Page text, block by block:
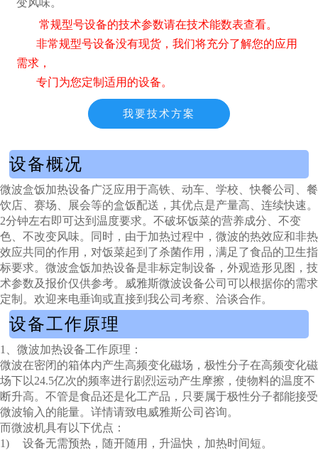
变风味。
常规型号设备的技术参数请在技术能数表查看。
非常规型号设备没有现货，我们将充分了解您的应用
需求，
专门为您定制适用的设备。
我要技术方案
设备概况
微波盒饭加热设备广泛应用于高铁、动车、学校、快餐公司、餐
饮店、赛场、展会等的盒饭配送，其优点是产量高、连续快速。
2分钟左右即可达到温度要求。不破坏饭菜的营养成分、不变
色、不改变风味。同时，由于加热过程中，微波的热效应和非热
效应共同的作用，对饭菜起到了杀菌作用，满足了食品的卫生指
标要求。 微波盒饭加热设备是非标定制设备，外观造形见图，技
术参数及报价仅供参考。威雅斯微波设备公司可以根据你的需求
定制。欢迎来电垂询或直接到我公司考察、洽谈合作。
设备工作原理
1、微波加热设备工作原理：
微波在密闭的箱体内产生高频变化磁场，极性分子在高频变化磁
场下以24.5亿次的频率进行剧烈运动产生摩擦，使物料的温度不
断升高。不管是食品还是化工产品，只要属于极性分子都能接受
微波输入的能量。详情请致电威雅斯公司咨询。
而微波机具有以下优点：
1)
设备无需预热，随开随用，升温快，加热时间短。